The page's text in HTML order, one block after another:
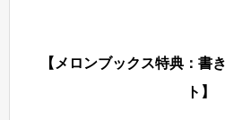
【メロンブックス特典：書
ト】